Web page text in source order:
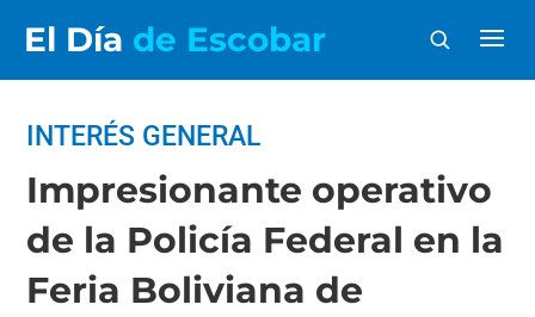
El Día de Escobar
INTERÉS GENERAL
Impresionante operativo
de la Policía Federal en la
Feria Boliviana de